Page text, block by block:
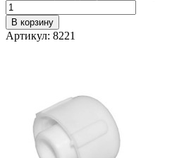
В корзину
Артикул: 8221